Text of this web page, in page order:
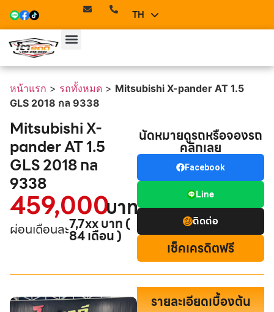
TH
EN
หน้าแรก > รถทั้งหมด > Mitsubishi X-pander AT 1.5
GLS 2018 กล 9338
Mitsubishi X-
pander AT 1.5
GLS 2018 กล
9338
459,000บาท
ผ่อนเดือนละ7,7xx บาท (
84 เดือน )
นัดหมายดูรถหรือจองรถ
คลิกเลย
Facebook
Line
ติดต่อ
เช็คเครดิตฟรี
รายละเอียดเบื้องต้น